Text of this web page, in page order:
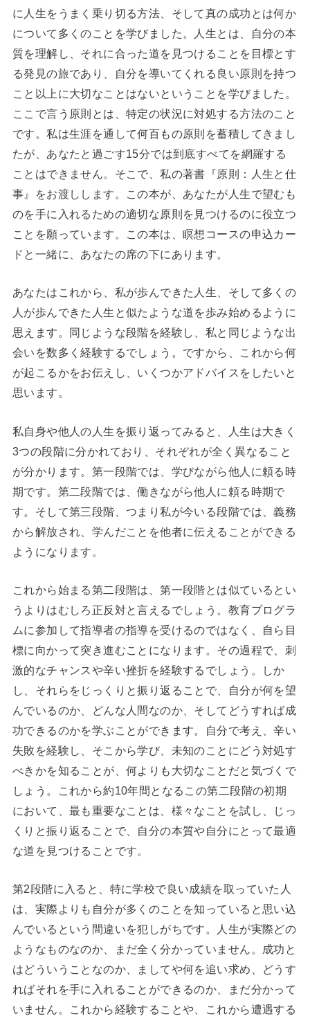
に人生をうまく乗り切る方法、そして真の成功とは何か
について多くのことを学びました。人生とは、自分の本
質を理解し、それに合った道を見つけることを目標とす
る発見の旅であり、自分を導いてくれる良い原則を持つ
こと以上に大切なことはないということを学びました。
ここで言う原則とは、特定の状況に対処する方法のこと
です。私は生涯を通して何百もの原則を蓄積してきまし
たが、あなたと過ごす15分では到底すべてを網羅する
ことはできません。そこで、私の著書『原則：人生と仕
事』をお渡しします。この本が、あなたが人生で望むも
のを手に入れるための適切な原則を見つけるのに役立つ
ことを願っています。この本は、瞑想コースの申込カー
ドと一緒に、あなたの席の下にあります。
あなたはこれから、私が歩んできた人生、そして多くの
人が歩んできた人生と似たような道を歩み始めるように
思えます。同じような段階を経験し、私と同じような出
会いを数多く経験するでしょう。ですから、これから何
が起こるかをお伝えし、いくつかアドバイスをしたいと
思います。
私自身や他人の人生を振り返ってみると、人生は大きく
3つの段階に分かれており、それぞれが全く異なること
が分かります。第一段階では、学びながら他人に頼る時
期です。第二段階では、働きながら他人に頼る時期で
す。そして第三段階、つまり私が今いる段階では、義務
から解放され、学んだことを他者に伝えることができる
ようになります。
これから始まる第二段階は、第一段階とは似ているとい
うよりはむしろ正反対と言えるでしょう。教育プログラ
ムに参加して指導者の指導を受けるのではなく、自ら目
標に向かって突き進むことになります。その過程で、刺
激的なチャンスや辛い挫折を経験するでしょう。しか
し、それらをじっくりと振り返ることで、自分が何を望
んでいるのか、どんな人間なのか、そしてどうすれば成
功できるのかを学ぶことができます。自分で考え、辛い
失敗を経験し、そこから学び、未知のことにどう対処す
べきかを知ることが、何よりも大切なことだと気づくで
しょう。これから約10年間となるこの第二段階の初期
において、最も重要なことは、様々なことを試し、じっ
くりと振り返ることで、自分の本質や自分にとって最適
な道を見つけることです。
第2段階に入ると、特に学校で良い成績を取っていた人
は、実際よりも自分が多くのことを知っていると思い込
んでいるという間違いを犯しがちです。人生が実際どの
ようなものなのか、まだ全く分かっていません。成功と
はどういうことなのか、ましてや何を追い求め、どうす
ればそれを手に入れることができるのか、まだ分かって
いません。これから経験することや、これから遭遇する